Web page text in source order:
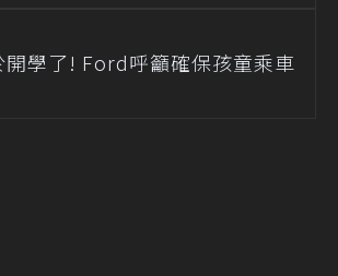
開學了! Ford呼籲確保孩童乘車